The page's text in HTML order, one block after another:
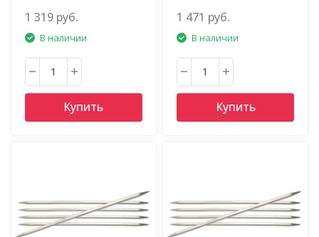
1 319 руб.
В наличии
Купить
1 471 руб.
В наличии
Купить